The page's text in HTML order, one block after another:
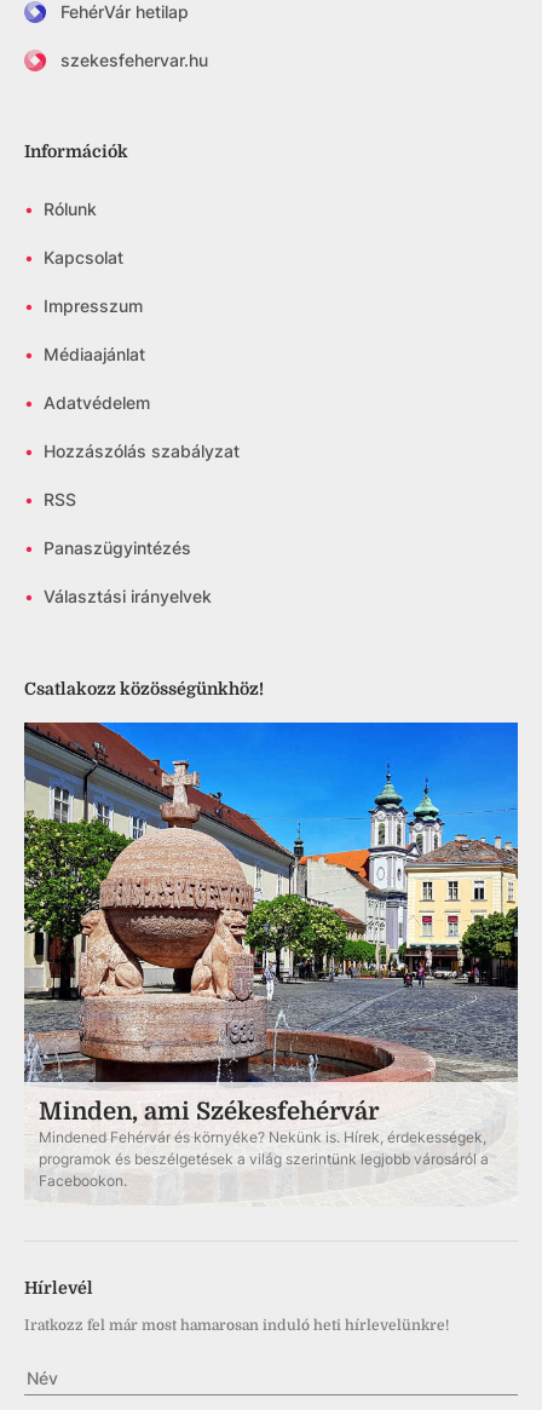
FehérVár hetilap
szekesfehervar.hu
Információk
• Rólunk
• Kapcsolat
• Impresszum
• Médiaajánlat
• Adatvédelem
• Hozzászólás szabályzat
• RSS
• Panaszügyintézés
• Választási irányelvek
Csatlakozz közösségünkhöz!
Minden, ami Székesfehérvár
Mindened Fehérvár és környéke? Nekünk is. Hírek, érdekességek,
programok és beszélgetések a világ szerintünk legjobb városáról a
Facebookon.
Hírlevél
Iratkozz fel már most hamarosan induló heti hírlevelünkre!